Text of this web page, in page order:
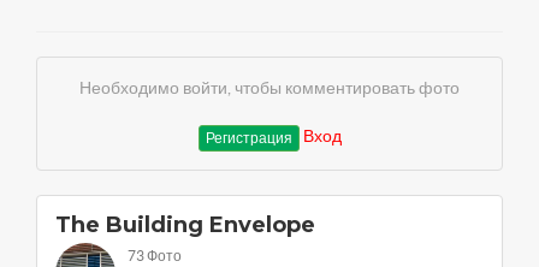
Необходимо войти, чтобы комментировать фото
Регистрация Вход
The Building Envelope
73 Фото